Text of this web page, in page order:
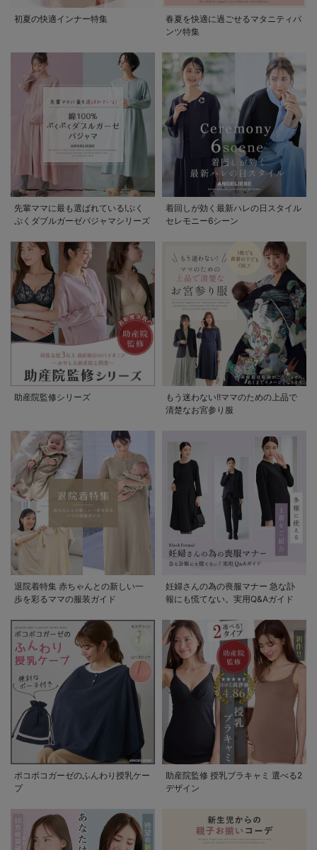
初夏の快適インナー特集
春夏を快適に過ごせるマタニティパ
ンツ特集
先輩ママに最も選ばれている!ぷく
ぷくダブルガーゼパジャマシリーズ
着回しが効く最新ハレの日スタイル
セレモニー6シーン
助産院監修シリーズ
もう迷わない!!ママのための上品で
清楚なお宮参り服
退院着特集 赤ちゃんとの新しい一
歩を彩るママの服装ガイド
妊婦さんの為の喪服マナー 急な訃
報にも慌てない。実用Q&Aガイド
ポコポコガーゼのふんわり授乳ケー
プ
助産院監修 授乳ブラキャミ 選べる2
デザイン